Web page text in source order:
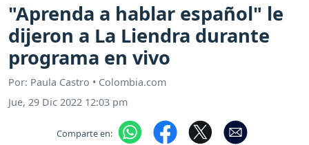
"Aprenda a hablar español" le
dijeron a La Liendra durante
programa en vivo
Por: Paula Castro • Colombia.com
Jue, 29 Dic 2022 12:03 pm
Comparte en: